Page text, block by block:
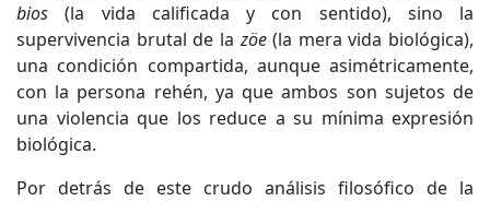
bios (la vida calificada y con sentido), sino la
supervivencia brutal de lazöe(la mera vida biológica),
una condición compartida, aunque asimétricamente,
con la persona rehén, ya que ambos son sujetos de
una violencia que los reduce a su mínima expresión
biológica.
Por detrás de este crudo análisis filosófico de la